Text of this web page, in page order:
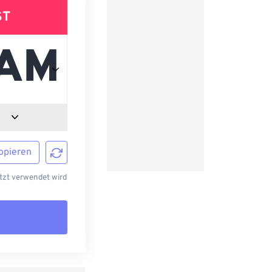
verwendet wird